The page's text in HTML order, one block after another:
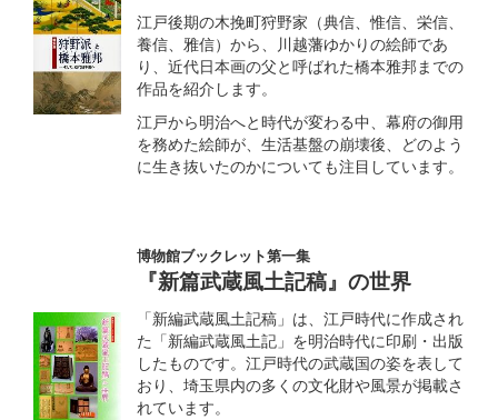
江戸後期の木挽町狩野家（典信、惟信、栄信、
養信、雅信）から、川越藩ゆかりの絵師であ
り、近代日本画の父と呼ばれた橋本雅邦までの
作品を紹介します。
江戸から明治へと時代が変わる中、幕府の御用
を務めた絵師が、生活基盤の崩壊後、どのよう
に生き抜いたのかについても注目しています。
博物館ブックレット第一集
『新篇武蔵風土記稿』の世界
「新編武蔵風土記稿」は、江戸時代に作成され
た「新編武蔵風土記」を明治時代に印刷・出版
したものです。江戸時代の武蔵国の姿を表して
おり、埼玉県内の多くの文化財や風景が掲載さ
れています。